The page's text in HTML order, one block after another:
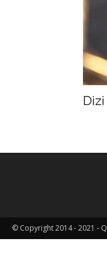
Dizi
© Copyright 2014 - 2021 -